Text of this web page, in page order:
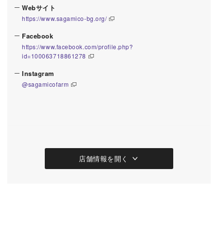
Webサイト
https://www.sagamico-bg.org/
Facebook
https://www.facebook.com/profile.php?
id=100063718861278
Instagram
@sagamicofarm
店舗情報を開く